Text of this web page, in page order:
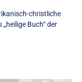
christliche
Buch“ der